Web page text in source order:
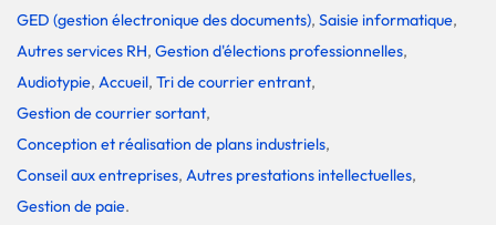
GED (gestion électronique des documents), Saisie informatique,
Autres services RH, Gestion d'élections professionnelles,
Audiotypie, Accueil, Tri de courrier entrant,
Gestion de courrier sortant,
Conception et réalisation de plans industriels,
Conseil aux entreprises, Autres prestations intellectuelles,
Gestion de paie.